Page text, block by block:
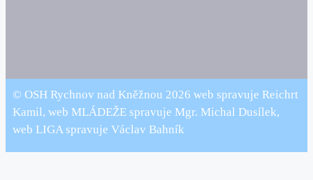
© OSH Rychnov nad Kněžnou 2026 web spravuje Reichrt
Kamil, web MLÁDEŽE spravuje Mgr. Michal Dusílek,
web LIGA spravuje Václav Bahník